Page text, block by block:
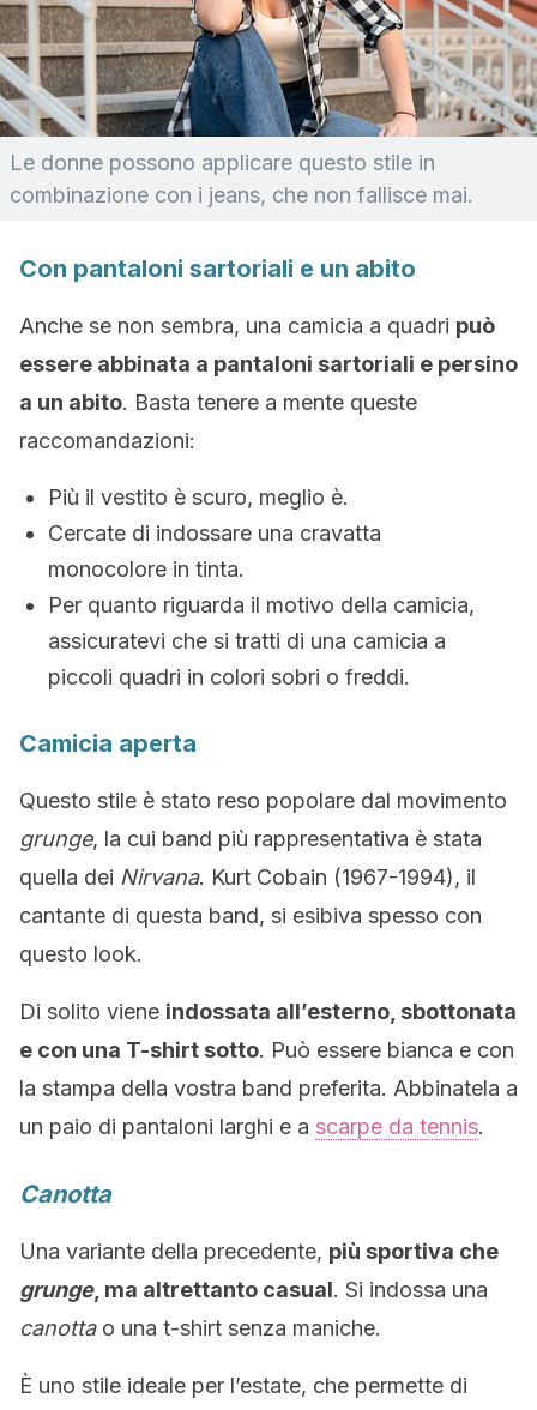
Le donne possono applicare questo stile in
combinazione con i jeans, che non fallisce mai.
Con pantaloni sartoriali e un abito
Anche se non sembra, una camicia a quadri può
essere abbinata a pantaloni sartoriali e persino
a un abito. Basta tenere a mente queste
raccomandazioni:
Più il vestito è scuro, meglio è.
Cercate di indossare una cravatta
monocolore in tinta.
Per quanto riguarda il motivo della camicia,
assicuratevi che si tratti di una camicia a
piccoli quadri in colori sobri o freddi.
Camicia aperta
Questo stile è stato reso popolare dal movimento
grunge, la cui band più rappresentativa è stata
quella dei Nirvana. Kurt Cobain (1967-1994), il
cantante di questa band, si esibiva spesso con
questo look.
Di solito viene indossata all’esterno, sbottonata
e con una T-shirt sotto. Può essere bianca e con
la stampa della vostra band preferita. Abbinatela a
un paio di pantaloni larghi e a scarpe da tennis.
Canotta
Una variante della precedente, più sportiva che
grunge, ma altrettanto casual. Si indossa una
canottao una t-shirt senza maniche.
È uno stile ideale per l’estate, che permette di